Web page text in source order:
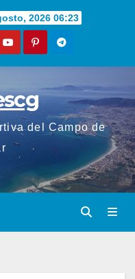
2026 06:23
del Campo de